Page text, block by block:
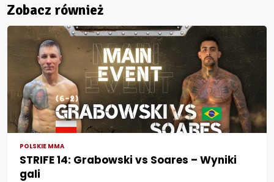
Zobacz również
POLSKIE MMA
STRIFE 14: Grabowski vs Soares – Wyniki
gali